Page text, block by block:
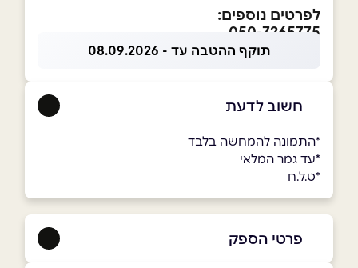
לפרטים נוספים:
050-7265775
תוקף ההטבה עד - 08.09.2026
חשוב לדעת
*התמונה להמחשה בלבד
*עד גמר המלאי
*ט.ל.ח
פרטי הספק